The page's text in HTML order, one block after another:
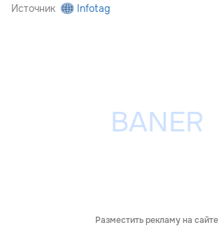
Источник Infotag
Разместить рекламу на сайте